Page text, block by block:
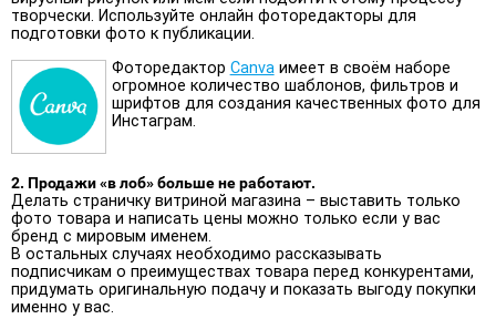
творчески. Используйте онлайн фоторедакторы для
подготовки фото к публикации.
Фоторедактор Canvaимеет в своём наборе
огромное количество шаблонов, фильтров и
шрифтов для создания качественных фото для
Инстаграм.
2. Продажи «в лоб» больше не работают.
Делать страничку витриной магазина – выставить только
фото товара и написать цены можно только если у вас
бренд с мировым именем.
В остальных случаях необходимо рассказывать
подписчикам о преимуществах товара перед конкурентами,
придумать оригинальную подачу и показать выгоду покупки
именно у вас.